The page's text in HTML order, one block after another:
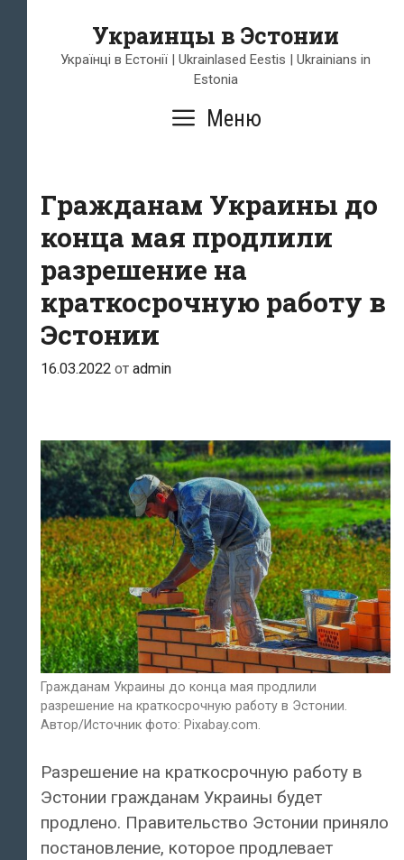
содержимому
Украинцы в Эстонии
Українці в Естонії | Ukrainlased Eestis | Ukrainians in
Estonia
Меню
Гражданам Украины до
конца мая продлили
разрешение на
краткосрочную работу в
Эстонии
16.03.2022 от admin
Гражданам Украины до конца мая продлили
разрешение на краткосрочную работу в Эстонии.
Автор/Источник фото: Pixabay.com.
Разрешение на краткосрочную работу в
Эстонии гражданам Украины будет
продлено. Правительство Эстонии приняло
постановление, которое продлевает